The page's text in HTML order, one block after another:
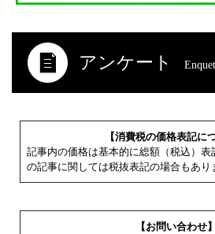
アンケート
【消費税の価格表記に
記事内の価格は基本的に総額（税込）表
の記事に関しては税抜表記の場合もあり
【お問い合わせ】